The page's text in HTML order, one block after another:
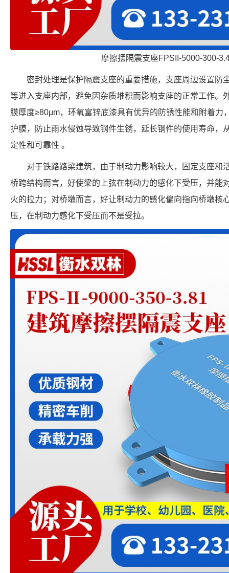
摩擦摆隔震支座FPSII-5000-300-
密封处理是保护隔震支座的重要措施，支座周边设置防
等进入支座内部，避免因杂质堆积而影响支座的正常工作。
膜厚度≥80μm，环氧富锌底漆具有优异的防锈性能和附着力
护膜，防止雨水侵蚀导致钢件生锈，延长钢件的使用寿命，
定性和可靠性 。
对于铁路路梁建筑，由于制动力影响较大，固定支座和
桥跨结构而言，好使梁的上弦在制动力的感化下受压，并能
火的拉力；对桥墩而言，好让制动力的感化偏向指向桥墩核
压，在制动力感化下受压而不是受拉。